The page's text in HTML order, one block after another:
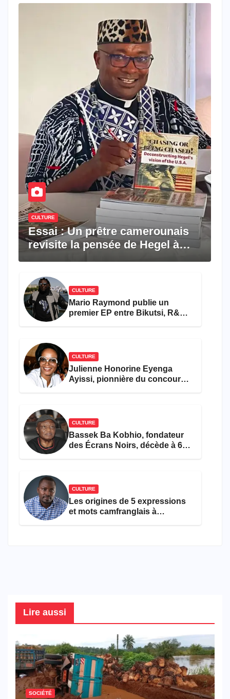
CULTURE
Essai : Un prêtre camerounais
revisite la pensée de Hegel à
CULTURE
Mario Raymond publie un
premier EP entre Bikutsi, R&B
CULTURE
Julienne Honorine Eyenga
Ayissi, pionnière du concours
CULTURE
Bassek Ba Kobhio, fondateur
des Écrans Noirs, décède à 69
CULTURE
Les origines de 5 expressions
et mots camfranglais à
Lire aussi
SOCIÉTÉ